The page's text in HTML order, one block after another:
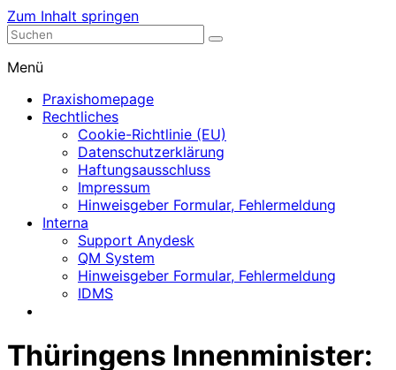
Zum Inhalt springen
Nephrologische Praxis mit Dialyse
Menü
Praxishomepage
Rechtliches
Cookie-Richtlinie (EU)
Datenschutzerklärung
Haftungsausschluss
Impressum
Hinweisgeber Formular, Fehlermeldung
Interna
Support Anydesk
QM System
Hinweisgeber Formular, Fehlermeldung
IDMS
Thüringens Innenminister: